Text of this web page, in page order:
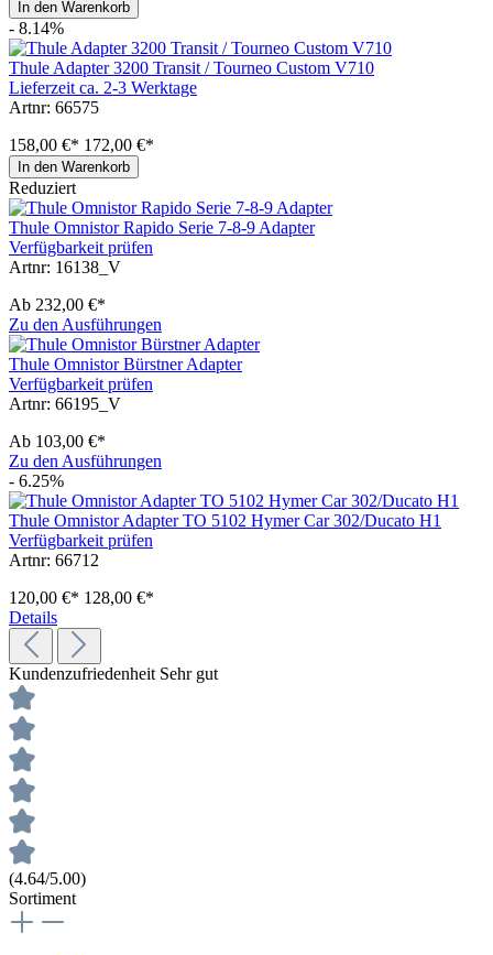
In den Warenkorb
- 8.14%
Thule Adapter 3200 Transit / Tourneo Custom V710
Lieferzeit ca. 2-3 Werktage
Artnr: 66575
158,00 €* 172,00 €*
In den Warenkorb
Reduziert
Thule Omnistor Rapido Serie 7-8-9 Adapter
Verfügbarkeit prüfen
Artnr: 16138_V
Ab 232,00 €*
Zu den Ausführungen
Thule Omnistor Bürstner Adapter
Verfügbarkeit prüfen
Artnr: 66195_V
Ab 103,00 €*
Zu den Ausführungen
- 6.25%
Thule Omnistor Adapter TO 5102 Hymer Car 302/Ducato H1
Verfügbarkeit prüfen
Artnr: 66712
120,00 €* 128,00 €*
Details
Kundenzufriedenheit Sehr gut
(4.64/5.00)
Sortiment